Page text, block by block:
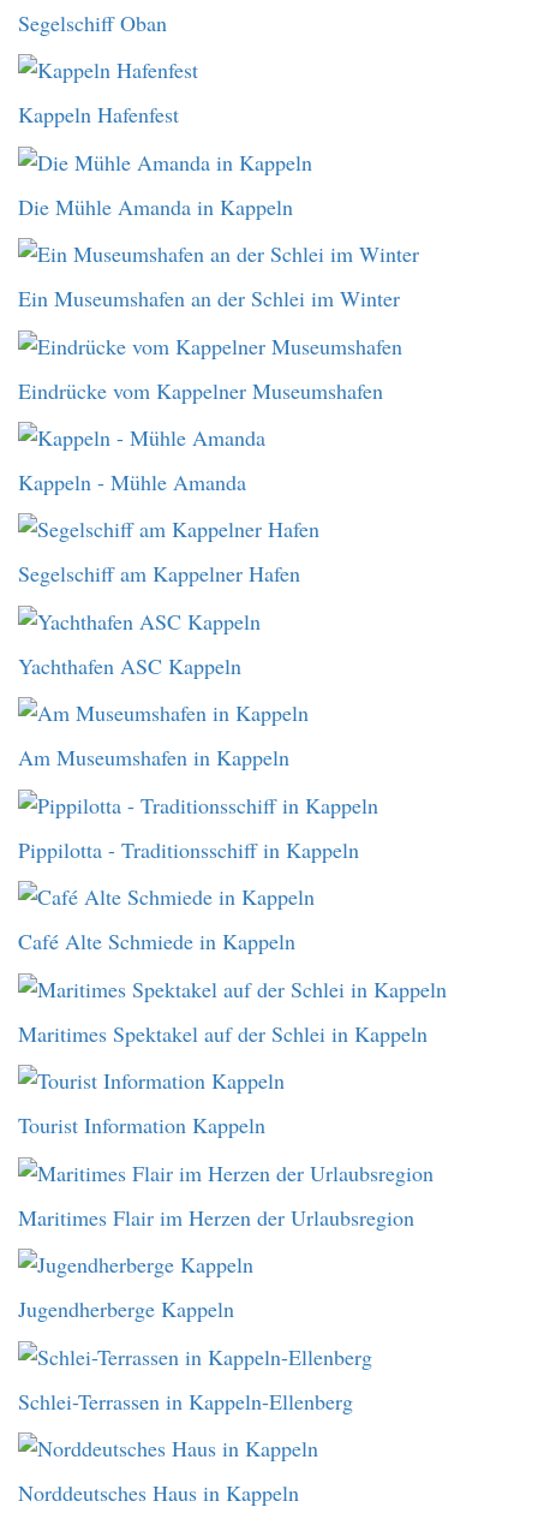
Segelschiff Oban
Kappeln Hafenfest
Die Mühle Amanda in Kappeln
Ein Museumshafen an der Schlei im Winter
Eindrücke vom Kappelner Museumshafen
Kappeln - Mühle Amanda
Segelschiff am Kappelner Hafen
Yachthafen ASC Kappeln
Am Museumshafen in Kappeln
Pippilotta - Traditionsschiff in Kappeln
Café Alte Schmiede in Kappeln
Maritimes Spektakel auf der Schlei in Kappeln
Tourist Information Kappeln
Maritimes Flair im Herzen der Urlaubsregion
Jugendherberge Kappeln
Schlei-Terrassen in Kappeln-Ellenberg
Norddeutsches Haus in Kappeln